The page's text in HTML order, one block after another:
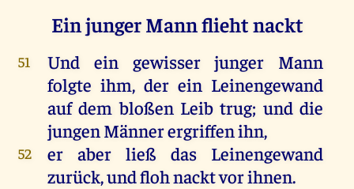
Ein junger Mann flieht nackt
51 Und ein gewisser junger
Mann
folgte ihm, der ein Leinengewand
auf dem bloßen Leib trug; und die
jungenMännerergriffenihn,
52 er aber ließ das Leinengewand
zurück,undflohnacktvorihnen.